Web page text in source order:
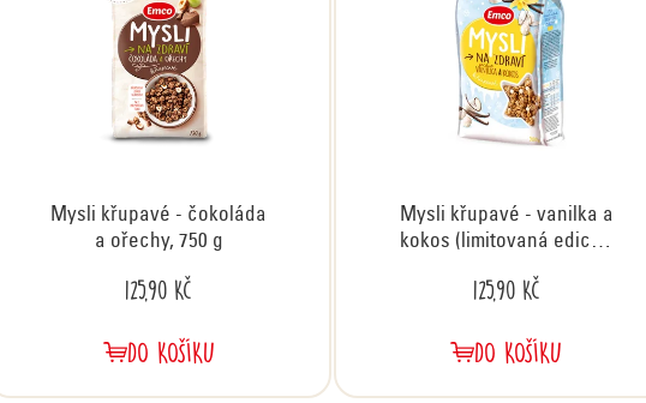
Mysli křupavé - čokoláda
a ořechy, 750 g
125,90 Kč
DO KOŠÍKU
Mysli křupavé - vanilka a
kokos (limitovaná edice),
125,90 Kč
DO KOŠÍKU